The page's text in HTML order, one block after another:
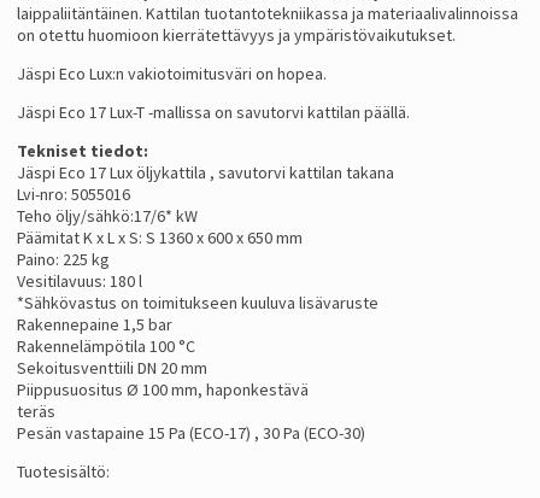
laippaliitäntäinen. Kattilan tuotantotekniikassa ja materiaalivalinnoissa
on otettu huomioon kierrätettävyys ja ympäristövaikutukset.
Jäspi Eco Lux:n vakiotoimitusväri on hopea.
Jäspi Eco 17 Lux-T -mallissa on savutorvi kattilan päällä.
Tekniset tiedot:
Jäspi Eco 17 Lux öljykattila , savutorvi kattilan takana
Lvi-nro: 5055016
Teho öljy/sähkö:17/6* kW
Päämitat K x L x S: S 1360 x 600 x 650 mm
Paino: 225 kg
Vesitilavuus: 180 l
*Sähkövastus on toimitukseen kuuluva lisävaruste
Rakennepaine 1,5 bar
Rakennelämpötila 100 °C
Sekoitusventtiili DN 20 mm
Piippusuositus Ø 100 mm, haponkestävä
teräs
Pesän vastapaine 15 Pa (ECO-17) , 30 Pa (ECO-30)
Tuotesisältö: